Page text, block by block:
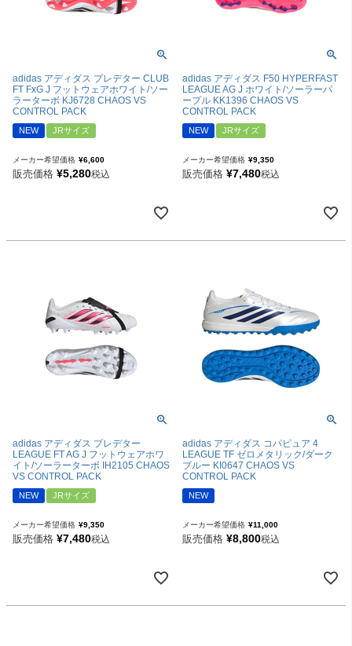
adidas アディダス プレデター CLUB
FT FxG J フットウェアホワイト/ソー
ラーターボ KJ6728 CHAOS VS
CONTROL PACK
NEW JRサイズ
メーカー希望価格 ¥6,600
販売価格 ¥5,280税込
adidas アディダス F50 HYPERFAST
LEAGUE AG J ホワイト/ソーラーパ
ープル KK1396 CHAOS VS
CONTROL PACK
NEW JRサイズ
メーカー希望価格 ¥9,350
販売価格 ¥7,480税込
adidas アディダス プレデター
LEAGUE FT AG J フットウェアホワ
イト/ソーラーターボ IH2105 CHAOS
VS CONTROL PACK
NEW JRサイズ
メーカー希望価格 ¥9,350
販売価格 ¥7,480税込
adidas アディダス コパピュア 4
LEAGUE TF ゼロメタリック/ダーク
ブルー KI0647 CHAOS VS
CONTROL PACK
NEW
メーカー希望価格 ¥11,000
販売価格 ¥8,800税込